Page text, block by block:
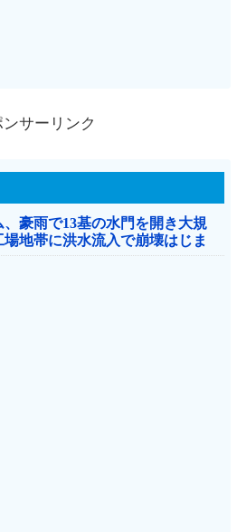
ンサーリンク
、豪雨で13基の水門を開き大規
地帯に洪水流入で崩壊はじま